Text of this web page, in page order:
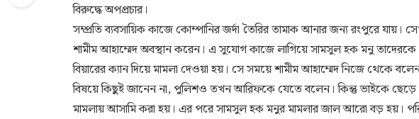
বিরুদ্ধে অপপ্রচার।
সম্প্রতি ব্যবসায়িক কাজে কোম্পানির জর্দা তৈরির তামাক আনার জন্য রংপুরে
শামীম আহাম্মেদ অবস্থান করেন। এ সুযোগ কাজে লাগিয়ে সামসুল হক মনু তাদেরকে
বিয়ারের ক্যান দিয়ে মামলা দেওয়া হয়। সে সময়ে শামীম আহাম্মেদ নিজে থেকে
বিষয়ে কিছুই জানেন না, পুলিশও তখন আরিফকে যেতে বলেন। কিন্তু ভাইকে
মামলায় আসামি করা হয়। এর পরে সামসুল হক মনুর মামলার জাল আরো বড় হয়।